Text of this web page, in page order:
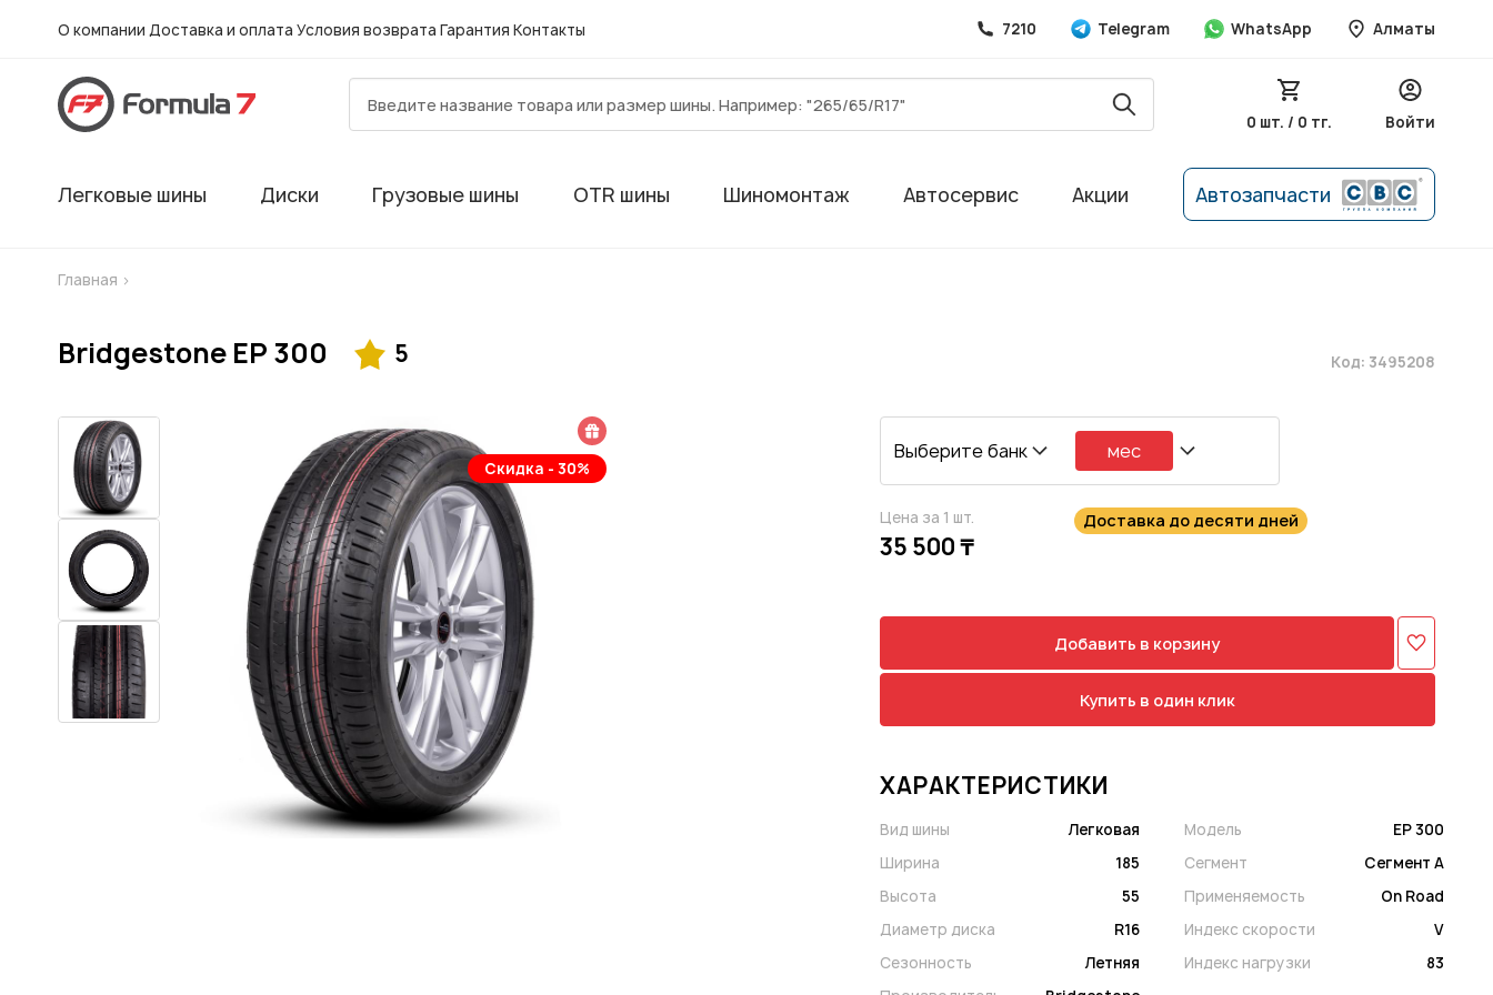
О компании Доставка и оплата Условия возврата Гарантия Контакты 7210 Telegram WhatsApp Алматы
0 шт. / 0 тг. Войти
Легковые шины Диски Грузовые шины OTR шины Шиномонтаж Автосервис Акции Автозапчасти
Главная >
Bridgestone EP 300 5 Код: 3495208
Шиномонтаж в подарок
Скидка - 30%
Выберите банк мес
Цена за 1 шт.
35 500 ₸
Доставка до десяти дней
Добавить в корзину
Купить в один клик
ХАРАКТЕРИСТИКИ
Вид шины
Легковая
Ширина
185
Высота
55
Диаметр диска
R16
Сезонность
Летняя
Модель
EP 300
Сегмент
Сегмент A
Применяемость
On Road
Индекс скорости
V
Индекс нагрузки
83